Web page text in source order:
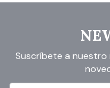
Suscríbete a